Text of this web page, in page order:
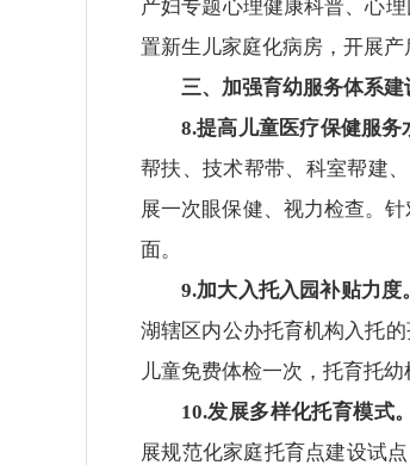
产妇专题心理健康科普、心
置新生儿家庭化病房，开展产
三、加强育幼服务体系建
8.提高儿童医疗保健服务
帮扶、技术帮带、科室帮建
展一次眼保健、视力检查。
面。
9.加大入托入园补贴力度
湖辖区内公办托育机构入托
儿童免费体检一次，托育托
10.发展多样化托育模式
展规范化家庭托育点建设试